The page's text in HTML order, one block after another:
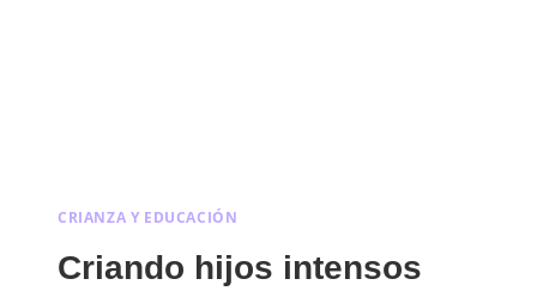
CRIANZA Y EDUCACIÓN
Criando hijos intensos